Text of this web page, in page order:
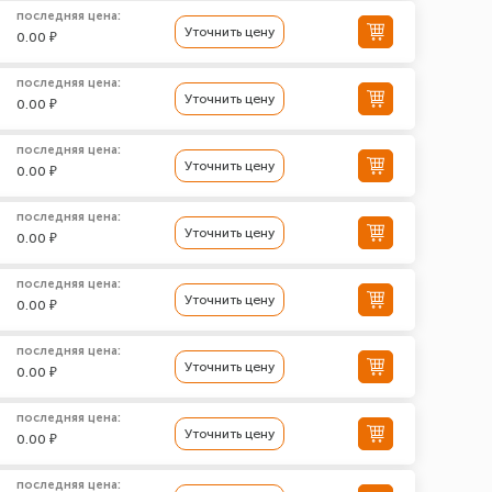
последняя цена:
0.00 ₽ Уточнить цену
последняя цена:
0.00 ₽ Уточнить цену
последняя цена:
0.00 ₽ Уточнить цену
последняя цена:
0.00 ₽ Уточнить цену
последняя цена:
0.00 ₽ Уточнить цену
последняя цена:
0.00 ₽ Уточнить цену
последняя цена:
0.00 ₽ Уточнить цену
последняя цена: